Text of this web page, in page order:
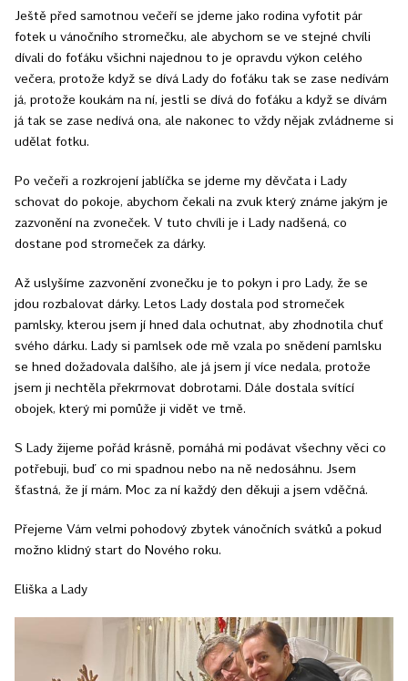
Ještě před samotnou večeří se jdeme jako rodina vyfotit pár
fotek u vánočního stromečku, ale abychom se ve stejné chvíli
dívali do foťáku všichni najednou to je opravdu výkon celého
večera, protože když se dívá Lady do foťáku tak se zase nedívám
já, protože koukám na ní, jestli se dívá do foťáku a když se dívám
já tak se zase nedívá ona, ale nakonec to vždy nějak zvládneme si
udělat fotku.
Po večeři a rozkrojení jablíčka se jdeme my děvčata i Lady
schovat do pokoje, abychom čekali na zvuk který známe jakým je
zazvonění na zvoneček. V tuto chvíli je i Lady nadšená, co
dostane pod stromeček za dárky.
Až uslyšíme zazvonění zvonečku je to pokyn i pro Lady, že se
jdou rozbalovat dárky. Letos Lady dostala pod stromeček
pamlsky, kterou jsem jí hned dala ochutnat, aby zhodnotila chuť
svého dárku. Lady si pamlsek ode mě vzala po snědení pamlsku
se hned dožadovala dalšího, ale já jsem jí více nedala, protože
jsem ji nechtěla překrmovat dobrotami. Dále dostala svítící
obojek, který mi pomůže ji vidět ve tmě.
S Lady žijeme pořád krásně, pomáhá mi podávat všechny věci co
potřebuji, buď co mi spadnou nebo na ně nedosáhnu. Jsem
šťastná, že jí mám. Moc za ní každý den děkuji a jsem vděčná.
Přejeme Vám velmi pohodový zbytek vánočních svátků a pokud
možno klidný start do Nového roku.
Eliška a Lady